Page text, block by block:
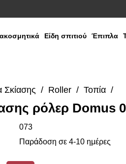
Είδη σπιτιού Έπιπλα
Σκίασης Roller Τοπία
ρόλερ Domus
073
Παράδοση σε 4-10 ημέρες